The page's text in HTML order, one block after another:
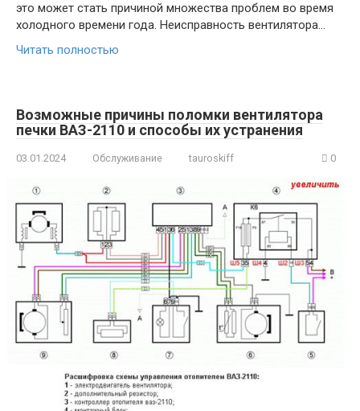
это может стать причиной множества проблем во время
холодного времени года. Неисправность вентилятора…
Читать полностью
Возможные причины поломки вентилятора
печки ВАЗ-2110 и способы их устранения
03.01.2024 Обслуживание tauroskiff 0